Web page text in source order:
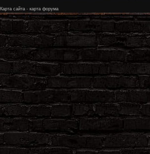
Карта сайта - карта форума